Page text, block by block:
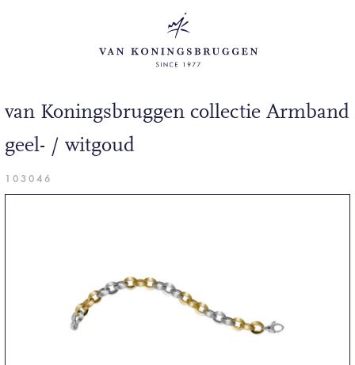
van Koningsbruggen collectie Armband
geel- / witgoud
103046